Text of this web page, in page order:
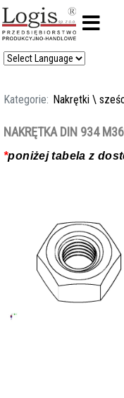
Kategorie: Nakrętki \
NAKRĘTKA DIN 934
*poniżej tabela z